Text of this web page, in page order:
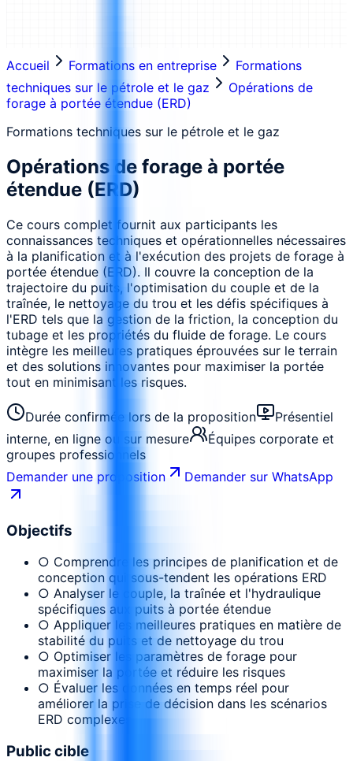
Accueil Formations en entreprise
Formations
techniques sur le pétrole et le gaz
Opérations de
forage à portée étendue (ERD)
Formations techniques sur le pétrole et le gaz
Opérations de forage à portée
étendue (ERD)
Ce cours complet fournit aux participants les
connaissances techniques et opérationnelles nécessaires
à la planification et à l'exécution des projets de forage à
portée étendue (ERD). Il couvre la conception de la
trajectoire du puits, l'optimisation du couple et de la
traînée, le nettoyage du trou et les défis spécifiques à
l'ERD tels que la gestion de la friction, la conception du
tubage et les propriétés du fluide de forage. Le cours
intègre les meilleures pratiques éprouvées sur le terrain
et des solutions innovantes pour maximiser la portée
tout en minimisant les risques.
Durée confirmée lors de la proposition
Présentiel
interne, en ligne ou sur mesure
Équipes corporate et
groupes professionnels
Demander une proposition
Demander sur WhatsApp
Objectifs
○ Comprendre les principes de planification et de
conception qui sous-tendent les opérations ERD
○ Analyser le couple, la traînée et l'hydraulique
spécifiques aux puits à portée étendue
○ Appliquer les meilleures pratiques en matière de
stabilité du puits et de nettoyage du trou
○ Optimiser les paramètres de forage pour
maximiser la portée et réduire les risques
○ Évaluer les données en temps réel pour
améliorer la prise de décision dans les scénarios
ERD complexes
Public cible